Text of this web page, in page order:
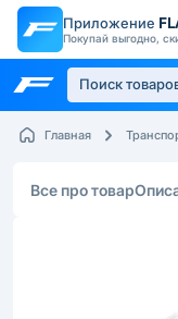
Приложение
Покупай выгодно,
Главная
Все про товар